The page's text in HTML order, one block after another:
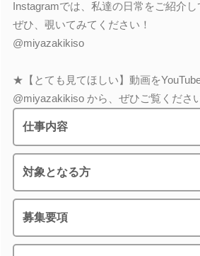
Instagramでは、私達の日常をご紹介し
ぜひ、覗いてみてください！
@miyazakikiso
★【とても見てほしい】動画を
@miyazakikiso から、ぜひご覧くださ
仕事内容
対象となる方
募集要項